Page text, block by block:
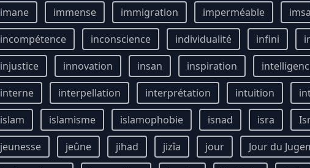
imane
immense immigration imperméable
incompétence
inconscience individualité infini
injustice
innovation insan inspiration
interne
interpellation interprétation intuition
islam
islamisme islamophobie isnad isra
jeunesse
jeûne jihad jizîa jour Jour du